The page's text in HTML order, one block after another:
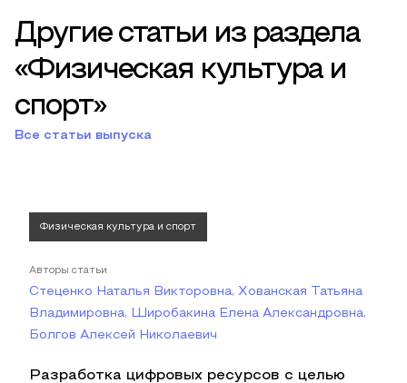
Другие статьи из раздела
«Физическая культура и
спорт»
Все статьи выпуска
Физическая культура и спорт
Авторы статьи
Стеценко Наталья Викторовна, Хованская Татьяна
Владимировна, Широбакина Елена Александровна,
Болгов Алексей Николаевич
Разработка цифровых ресурсов с целью